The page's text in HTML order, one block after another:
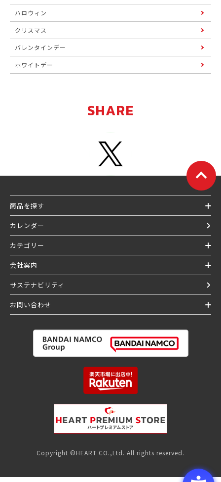
ハロウィン
クリスマス
バレンタインデー
ホワイトデー
SHARE
商品を探す
カレンダー
カテゴリー
会社案内
サステナビリティ
お問い合わせ
Copyright ©HEART CO.,Ltd. All rights reserved.